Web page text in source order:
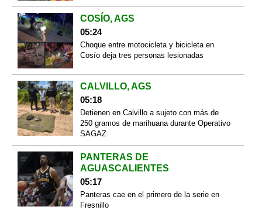
COSÍO, AGS
05:24
Choque entre motocicleta y bicicleta en
Cosío deja tres personas lesionadas
CALVILLO, AGS
05:18
Detienen en Calvillo a sujeto con más de
250 gramos de marihuana durante Operativo
SAGAZ
PANTERAS DE
AGUASCALIENTES
05:17
Panteras cae en el primero de la serie en
Fresnillo